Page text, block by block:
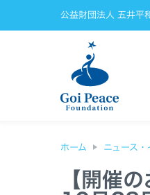
公益財団法人 五井平
ホーム ニュース・
【開催